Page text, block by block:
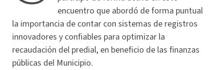
encuentro que abordó de forma puntual
la importancia de contar con sistemas de registros
innovadores y confiables para optimizar la
recaudación del predial, en beneficio de las finanzas
públicas del Municipio.